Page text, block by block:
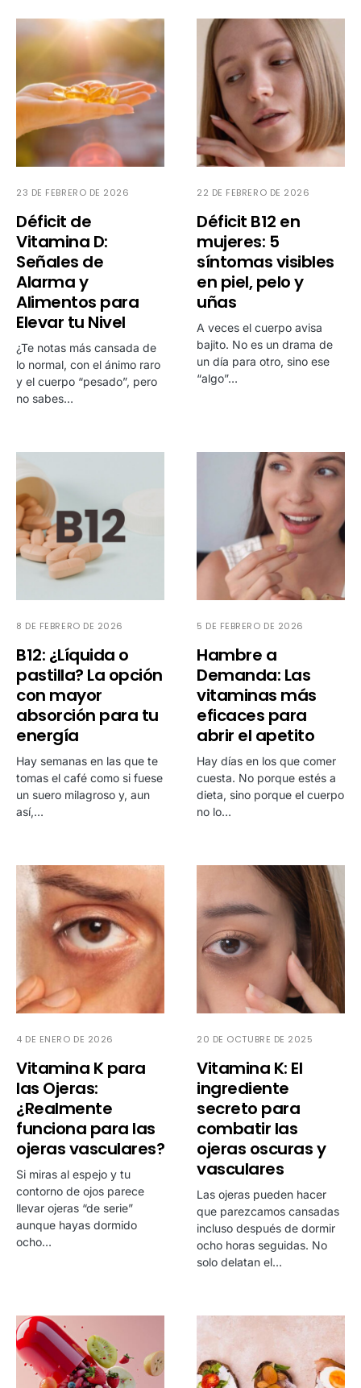
23 DE FEBRERO DE 2026
Déficit de
Vitamina D:
Señales de
Alarma y
Alimentos para
Elevar tu Nivel
¿Te notas más cansada de
lo normal, con el ánimo raro
y el cuerpo “pesado”, pero
no sabes…
22 DE FEBRERO DE 2026
Déficit B12 en
mujeres: 5
síntomas visibles
en piel, pelo y
uñas
A veces el cuerpo avisa
bajito. No es un drama de
un día para otro, sino ese
“algo”…
8 DE FEBRERO DE 2026
B12: ¿Líquida o
pastilla? La opción
con mayor
absorción para tu
energía
Hay semanas en las que te
tomas el café como si fuese
un suero milagroso y, aun
así,…
5 DE FEBRERO DE 2026
Hambre a
Demanda: Las
vitaminas más
eficaces para
abrir el apetito
Hay días en los que comer
cuesta. No porque estés a
dieta, sino porque el cuerpo
no lo…
4 DE ENERO DE 2026
Vitamina K para
las Ojeras:
¿Realmente
funciona para las
ojeras vasculares?
Si miras al espejo y tu
contorno de ojos parece
llevar ojeras “de serie”
aunque hayas dormido
ocho…
20 DE OCTUBRE DE 2025
Vitamina K: El
ingrediente
secreto para
combatir las
ojeras oscuras y
vasculares
Las ojeras pueden hacer
que parezcamos cansadas
incluso después de dormir
ocho horas seguidas. No
solo delatan el…